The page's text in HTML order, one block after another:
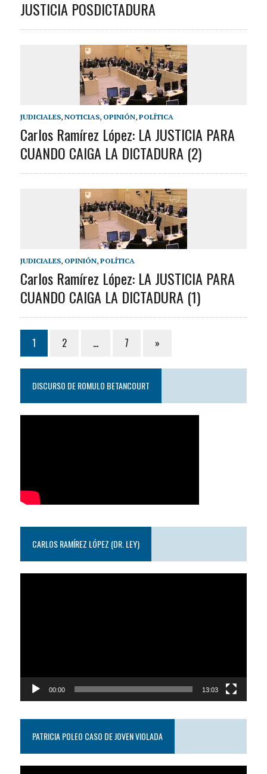
JUSTICIA POSDICTADURA
JUDICIALES, NOTICIAS, OPINIÓN, POLÍTICA
Carlos Ramírez López: LA JUSTICIA PARA
CUANDO CAIGA LA DICTADURA (2)
JUDICIALES, OPINIÓN, POLÍTICA
Carlos Ramírez López: LA JUSTICIA PARA
CUANDO CAIGA LA DICTADURA (1)
1 2 … 7 »
DISCURSO DE ROMULO BETANCOURT
CARLOS RAMÍREZ LÓPEZ (DR. LEY)
00:00 13:03
PATRICIA POLEO CASO DE JOVEN VIOLADA